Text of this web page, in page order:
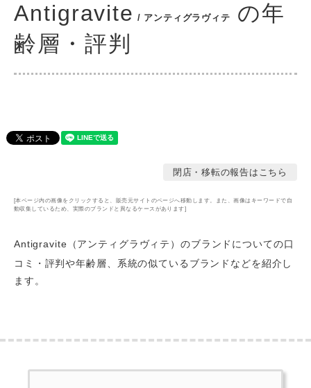
Antigravite / アンティグラヴィテ
の年
齢層・評判
閉店・移転の報告はこちら
[本ページ内の画像をクリックすると、販売元サイトのページへ移動します。また、画像はキーワードで自
動収集しているため、実際のブランドと異なるケースがあります]
Antigravite（アンティグラヴィテ）のブランドについての口
コミ・評判や年齢層
、系統の似ているブランドなどを紹介し
ます。